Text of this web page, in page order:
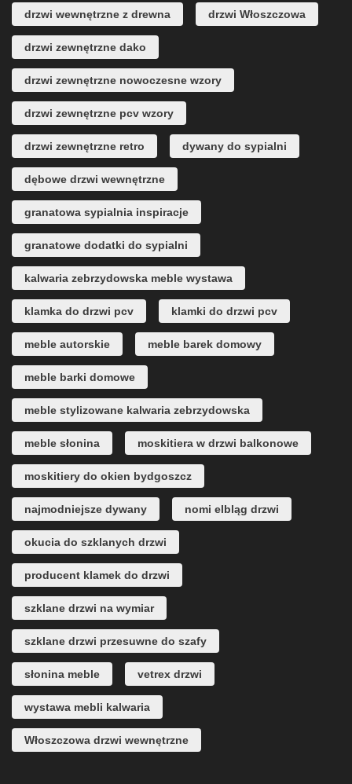
drzwi wewnętrzne z drewna drzwi Włoszczowa
drzwi zewnętrzne dako
drzwi zewnętrzne nowoczesne wzory
drzwi zewnętrzne pcv wzory
drzwi zewnętrzne retro dywany do sypialni
dębowe drzwi wewnętrzne
granatowa sypialnia inspiracje
granatowe dodatki do sypialni
kalwaria zebrzydowska meble wystawa
klamka do drzwi pcv klamki do drzwi pcv
meble autorskie meble barek domowy
meble barki domowe
meble stylizowane kalwaria zebrzydowska
meble słonina moskitiera w drzwi balkonowe
moskitiery do okien bydgoszcz
najmodniejsze dywany nomi elbląg drzwi
okucia do szklanych drzwi
producent klamek do drzwi
szklane drzwi na wymiar
szklane drzwi przesuwne do szafy
słonina meble vetrex drzwi
wystawa mebli kalwaria
Włoszczowa drzwi wewnętrzne